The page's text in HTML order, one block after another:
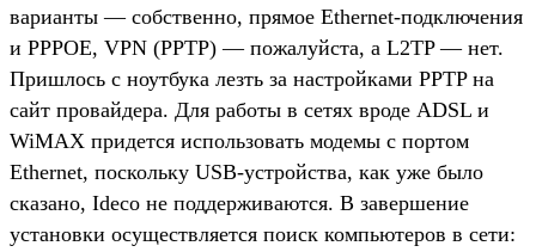
варианты — собственно, прямое Ethernet-подключения
и PPPOE, VPN (PPTP) — пожалуйста, а L2TP — нет.
Пришлось с ноутбука лезть за настройками PPTP на
сайт провайдера. Для работы в сетях вроде ADSL и
WiMAX придется использовать модемы с портом
Ethernet, поскольку USB-устройства, как уже было
сказано, Ideco не поддерживаются. В завершение
установки осуществляется поиск компьютеров в сети: